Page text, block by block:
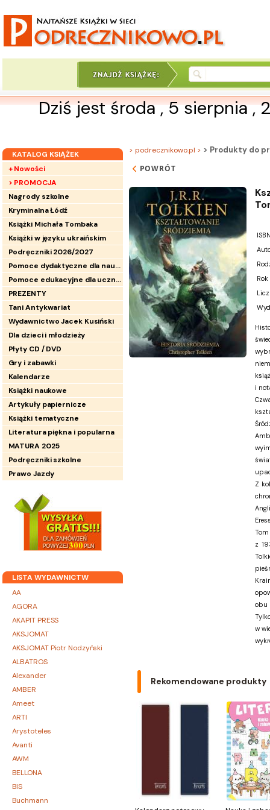
Dziś jest środa , 5 sierpnia ,
KATALOG KSIĄŻEK
+ Nowości
> PROMOCJA
Nagrody szkolne
Kryminalna Łódź
Książki Michała Tombaka
Książki w języku ukraińskim
Podręczniki 2026/2027
Pomoce dydaktyczne dla nauczycieli
Pomoce edukacyjne dla uczniów
PREZENTY
Tani Antykwariat
Wydawnictwo Jacek Kusiński
Dla dzieci i młodzieży
Płyty CD / DVD
Gry i zabawki
Kalendarze
Książki naukowe
Artykuły papiernicze
Książki tematyczne
Literatura piękna i popularna
MATURA 2025
Podręczniki szkolne
Prawo Jazdy
LISTA WYDAWNICTW
AA
AGORA
AKAPIT PRESS
AKSJOMAT
AKSJOMAT Piotr Nodzyński
ALBATROS
Alexander
AMBER
Ameet
ARTI
Arystoteles
Avanti
AWM
BELLONA
BIS
Buchmann
> podrecznikowo.pl > > Produkty do
POWRÓT
i
Z
z
obu
w
Rekomendowane produkty